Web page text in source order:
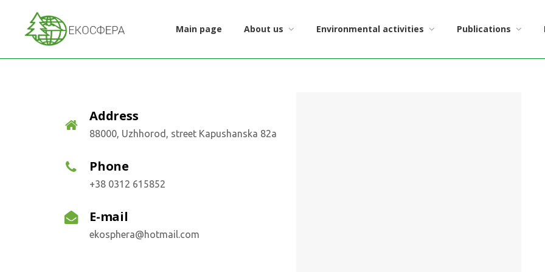
Main page About us Environmental activities Publications
Address
88000, Uzhhorod, street Kapushanska 82а
Phone
+38 0312 615852
E-mail
ekosphera@hotmail.com